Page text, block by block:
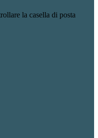
la casella di posta